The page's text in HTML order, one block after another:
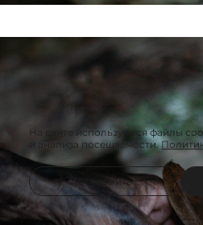
На сайте используются файлы
и анализа посещаемости.
Отклонить